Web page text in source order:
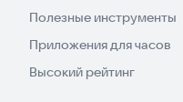
Полезные инструменты
Приложения для часов
Высокий рейтинг